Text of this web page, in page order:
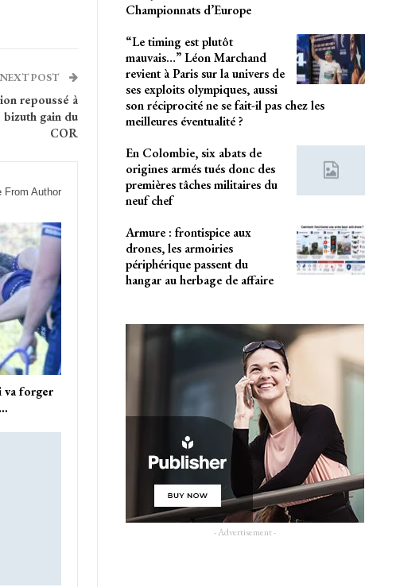
NEXT POST
repoussé à
bizuth gain du
COR
From Author
va forger
Championnats d’Europe
“Le timing est plutôt
mauvais…” Léon Marchand
revient à Paris sur la univers de
ses exploits olympiques, aussi
son réciprocité ne se fait-il pas chez les
meilleures éventualité ?
En Colombie, six abats de
origines armés tués donc des
premières tâches militaires du
neuf chef
Armure : frontispice aux
drones, les armoiries
périphérique passent du
hangar au herbage de affaire
- Advertisement -